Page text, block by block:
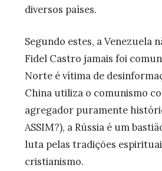
diversos países.
Segundo estes, a Venezuela
Fidel Castro jamais foi
Norte é vítima de
China utiliza o comunismo
agregador puramente
ASSIM?), a Rússia é um
luta pelas tradições
cristianismo.